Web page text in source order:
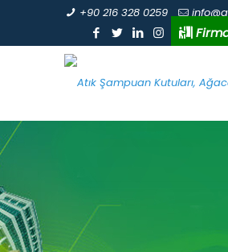
+90 216 328 0259